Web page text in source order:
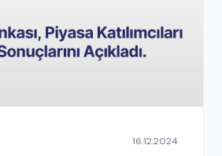
16.12.2024